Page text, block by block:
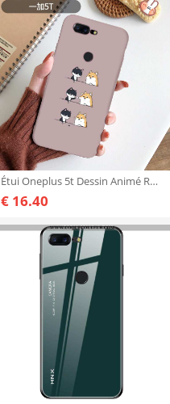
Étui Oneplus 5t Dessin Animé Rose, Coque Oneplus 5t Silicone Protection Rose
€ 16.40